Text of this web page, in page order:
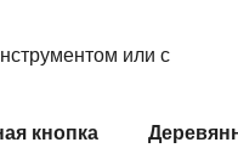
или с
кнопка